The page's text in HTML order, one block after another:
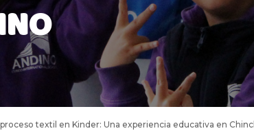
textil en Kinder: Una experiencia educativa en